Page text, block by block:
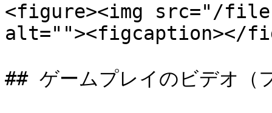
<figure><img src="/
alt=""><figcaption></
## ​ゲームプレイのビデオ（